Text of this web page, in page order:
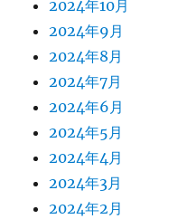
2024年10月
2024年9月
2024年8月
2024年7月
2024年6月
2024年5月
2024年4月
2024年3月
2024年2月